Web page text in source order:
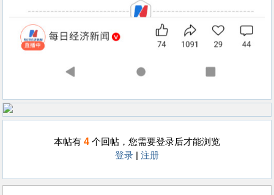
本帖有 4 个回帖，您需要登录后才能浏览
登录
注册